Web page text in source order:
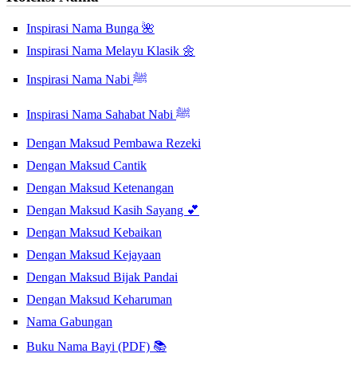
Inspirasi Nama Bunga 🌺
Inspirasi Nama Melayu Klasik 🌼
Inspirasi Nama Nabi ﷺ
Inspirasi Nama Sahabat Nabi ﷺ
Dengan Maksud Pembawa Rezeki
Dengan Maksud Cantik
Dengan Maksud Ketenangan
Dengan Maksud Kasih Sayang 💕
Dengan Maksud Kebaikan
Dengan Maksud Kejayaan
Dengan Maksud Bijak Pandai
Dengan Maksud Keharuman
Nama Gabungan
Buku Nama Bayi (PDF) 📚